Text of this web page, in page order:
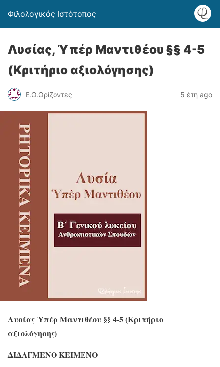
Φιλολογικός Ιστότοπος
Λυσίας, Ὑπέρ Μαντιθέου §§ 4-5
(Κριτήριο αξιολόγησης)
Ε.Ο.Ορίζοντες 5 έτη ago
Λυσίας Ὑπέρ Μαντιθέου §§ 4-5 (Κριτήριο
αξιολόγησης)
ΔΙΔΑΓΜΕΝΟ ΚΕΙΜΕΝΟ